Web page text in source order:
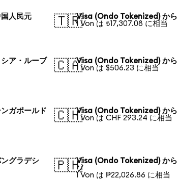
人民元
🇹🇷Visa (Ondo Tokenized) から
1 Von は ₺17,307.08 に相当
ア・ルーブ
🇨🇦Visa (Ondo Tokenized) から
1 Von は $506.23 に相当
ガポールド
🇨🇭Visa (Ondo Tokenized) から
1 Von は CHF 293.24 に相当
グラデシ
🇵🇭Visa (Ondo Tokenized) から
ソ
1 Von は ₱22,026.86 に相当